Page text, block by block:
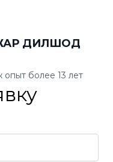
ДИЛШОД
более 13 лет